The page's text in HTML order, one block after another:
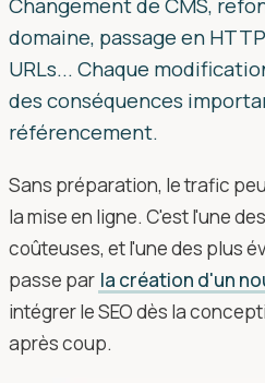
Changement de CMS,
domaine, passage en
URLs... Chaque
des conséquences
référencement.
Sans préparation, le trafic
la mise en ligne. C'est l'une
coûteuses, et l'une des plus
passe par la création d'un
intégrer le SEO dès la
après coup.